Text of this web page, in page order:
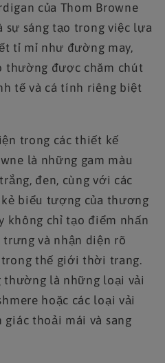
của Thom Browne
sáng tạo trong việc lựa
tỉ mỉ như đường may,
thường được chăm chút
tế và cá tính riêng biệt
trong các thiết kế
là những gam màu
đen, cùng với các
kẻ biểu tượng của thương
không chỉ tạo điểm nhấn
và nhận diện rõ
trong thế giới thời trang.
thường là những loại vải
hoặc các loại vải
giác thoải mái và sang